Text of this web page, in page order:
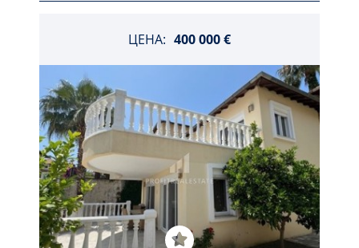
ЦЕНА: 400 000 €